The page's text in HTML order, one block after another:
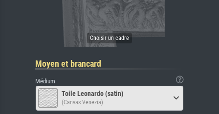
Moyen et brancard
Médium
Toile Leonardo (satin)
(Canvas Venezia)